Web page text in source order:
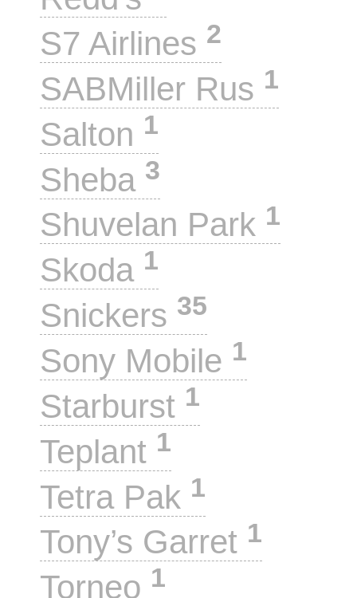
S7 Airlines 2
SABMiller Rus 1
Salton 1
Sheba 3
Shuvelan Park 1
Skoda 1
Snickers 35
Sony Mobile 1
Starburst 1
Teplant 1
Tetra Pak 1
Tony’s Garret 1
Torneo 1